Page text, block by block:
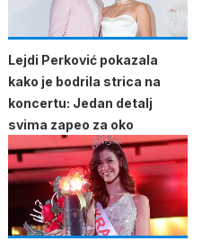
Lejdi Perković pokazala
kako je bodrila strica na
koncertu: Jedan detalj
svima zapeo za oko